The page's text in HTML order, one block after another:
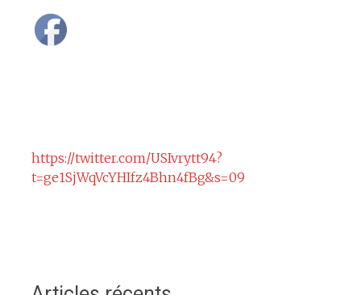
https://twitter.com/USIvrytt94?
t=ge1SjWqVcYHIfz4Bhn4fBg&s=09